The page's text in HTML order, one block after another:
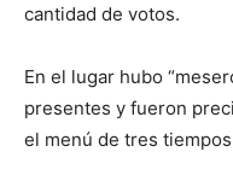
cantidad de votos.
En el lugar hubo
presentes y fueron
el menú de tres